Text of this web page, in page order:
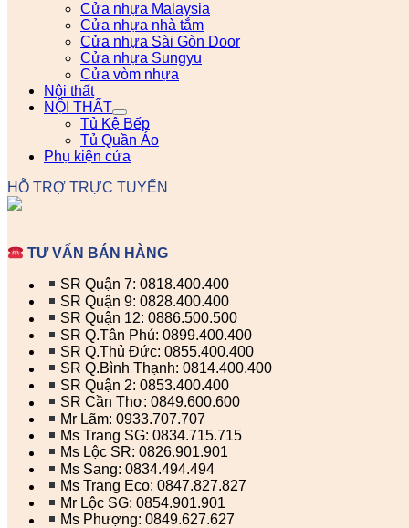
Cửa nhựa Malaysia
Cửa nhựa nhà tắm
Cửa nhựa Sài Gòn Door
Cửa nhựa Sungyu
Cửa vòm nhựa
Nội thất
NỘI THẤT
Tủ Kệ Bếp
Tủ Quần Áo
Phụ kiện cửa
HỖ TRỢ TRỰC TUYẾN
TƯ VẤN BÁN HÀNG
SR Quận 7: 0818.400.400
SR Quận 9: 0828.400.400
SR Quận 12: 0886.500.500
SR Q.Tân Phú: 0899.400.400
SR Q.Thủ Đức: 0855.400.400
SR Q.Bình Thạnh: 0814.400.400
SR Quận 2: 0853.400.400
SR Cần Thơ: 0849.600.600
Mr Lãm: 0933.707.707
Ms Trang SG: 0834.715.715
Ms Lộc SR: 0826.901.901
Ms Sang: 0834.494.494
Ms Trang Eco: 0847.827.827
Mr Lộc SG: 0854.901.901
Ms Phượng: 0849.627.627